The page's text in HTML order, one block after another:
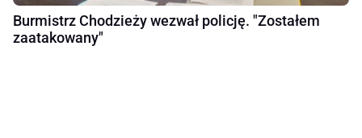
Burmistrz Chodzieży wezwał policję. "Zostałem
zaatakowany"